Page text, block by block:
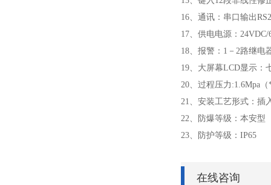
16、通讯：串口输出
17、供电电源：24VDC/
18、报警：1－2路继电
19、大屏幕LCD显示：
20、过程压力:1.6Mpa
21、安装工艺形式：插
22、防爆等级：本安型
23、防护等级：IP65
在线咨询